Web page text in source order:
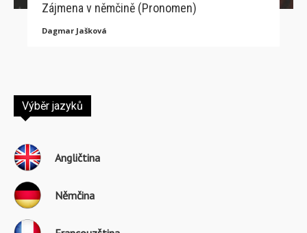
Zájmena v němčině (Pronomen)
Dagmar Jašková
Výběr jazyků
Angličtina
Němčina